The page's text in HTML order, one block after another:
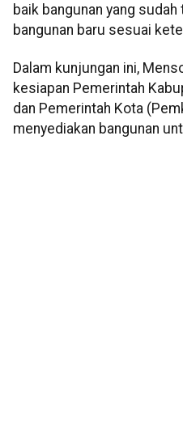
baik bangunan yang
bangunan baru sesuai
Dalam kunjungan ini,
kesiapan Pemerintah
dan Pemerintah Kota
menyediakan bangunan